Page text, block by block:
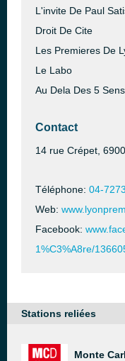
L'invite De Paul
Droit De Cite
Les Premieres De
Le Labo
Au Dela Des 5 Sens
Contact
14 rue Crépet,
Téléphone: 04-
Web:
Facebook:
1%C3%A8re/
Stations reliées
Monte